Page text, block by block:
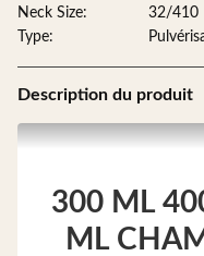
Neck Size:
32/410
Type:
Description du produit
300 ML
ML